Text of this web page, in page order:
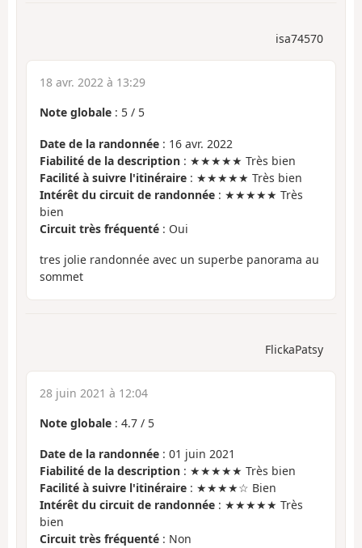
isa74570
18 avr. 2022 à 13:29
Note globale : 5 / 5
Date de la randonnée : 16 avr. 2022
Fiabilité de la description : ★★★★★ Très bien
Facilité à suivre l'itinéraire : ★★★★★ Très bien
Intérêt du circuit de randonnée : ★★★★★ Très
bien
Circuit très fréquenté : Oui
tres jolie randonnée avec un superbe panorama au
sommet
FlickaPatsy
28 juin 2021 à 12:04
Note globale : 4.7 / 5
Date de la randonnée : 01 juin 2021
Fiabilité de la description : ★★★★★ Très bien
Facilité à suivre l'itinéraire : ★★★★☆ Bien
Intérêt du circuit de randonnée : ★★★★★ Très
bien
Circuit très fréquenté : Non